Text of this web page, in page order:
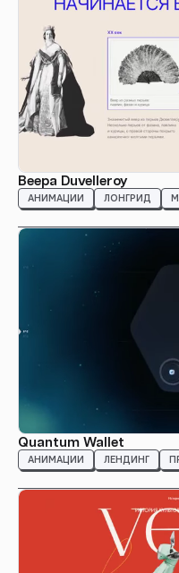
Beepa Duvelleroy
АНИМАЦИИ ЛОНГРИД
Quantum Wallet
АНИМАЦИИ ЛЕНДИНГ